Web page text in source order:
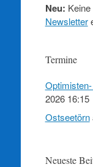
Neu:
Newsletter
Termine
2026 16:15
Ostseetörn
Neueste